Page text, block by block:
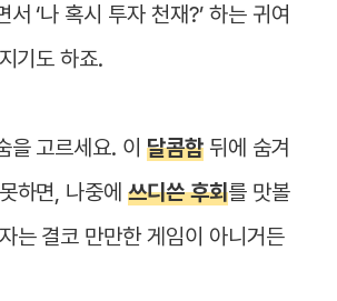
‘나 혹시 투자 천재?’ 하는 귀여
기도 하죠.
을 고르세요. 이달콤함뒤에 숨겨
하면, 나중에쓰디쓴 후회를 맛볼
는 결코 만만한 게임이 아니거든